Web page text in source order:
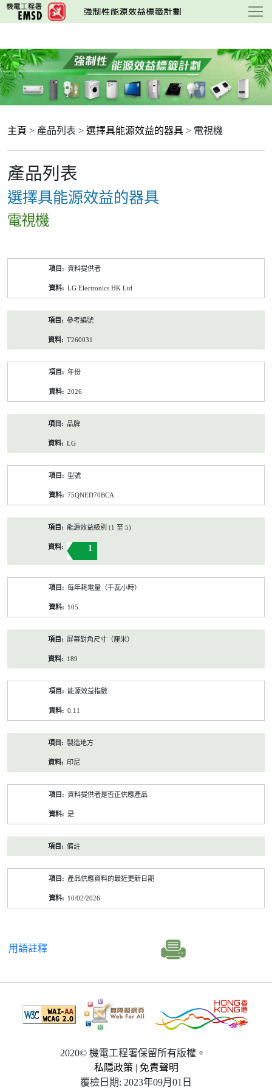
跳
至
要
內
容
主頁 > 產品列表 > 選擇具能源效益的器具 > 電視機
產品列表
選擇具能源效益的器具
電視機
資料提供者
LG Electronics HK Ltd
參考編號
T260031
年份
2026
品牌
LG
型號
75QNED70BCA
能源效益級別 (1 至 5)
1
每年耗電量（千瓦小時）
105
屏幕對角尺寸（厘米）
189
能源效益指數
0.11
製造地方
印尼
資料提供者是否正供應產品
是
備註
產品供應資料的最近更新日期
10/02/2026
用語註釋
2020© 機電工程署保留所有版權。
私隱政策 | 免責聲明
覆檢日期: 2023年09月01日